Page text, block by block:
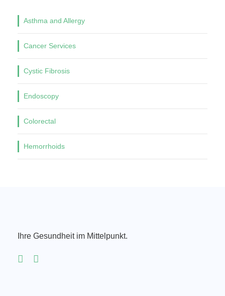
Asthma and Allergy
Cancer Services
Cystic Fibrosis
Endoscopy
Colorectal
Hemorrhoids
Ihre Gesundheit im Mittelpunkt.